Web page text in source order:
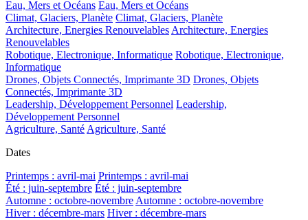
Eau, Mers et Océans Eau, Mers et Océans
Climat, Glaciers, Planète Climat, Glaciers, Planète
Architecture, Energies RenouvelablesArchitecture, Energies
Renouvelables
Robotique, Electronique, Informatique Robotique, Electronique,
Informatique
Drones, Objets Connectés, Imprimante 3D Drones, Objets
Connectés, Imprimante 3D
Leadership, Développement Personnel Leadership,
Développement Personnel
Agriculture, SantéAgriculture, Santé
Dates
Printemps : avril-mai Printemps : avril-mai
Été : juin-septembre Été : juin-septembre
Automne : octobre-novembreAutomne : octobre-novembre
Hiver : décembre-mars Hiver : décembre-mars